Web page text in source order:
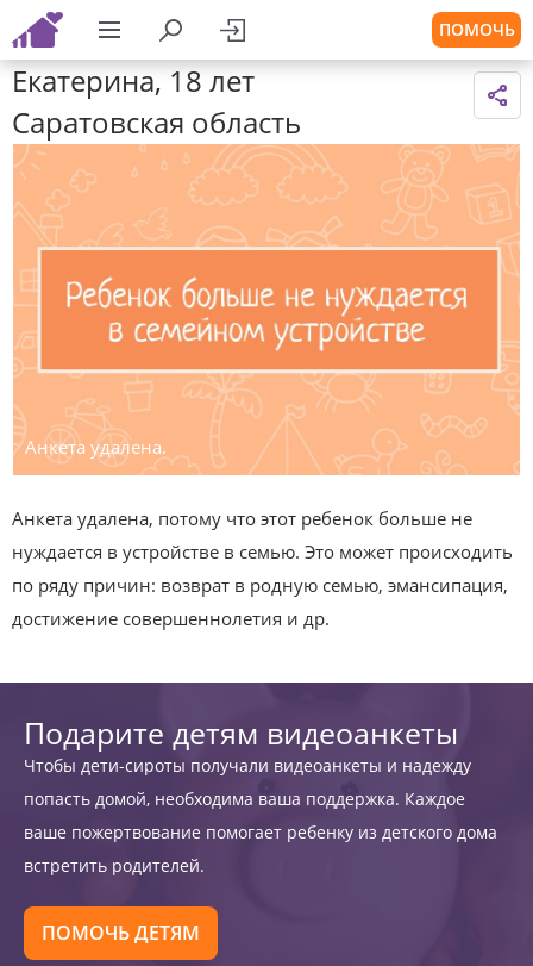
ПОМОЧЬ
Екатерина, 18 лет
Саратовская область
Анкета удалена.
Анкета удалена, потому что этот ребенок больше не
нуждается в устройстве в семью. Это может происходить
по ряду причин: возврат в родную семью, эмансипация,
достижение совершеннолетия и др.
Подарите детям видеоанкеты
Чтобы дети-сироты получали видеоанкеты и надежду
попасть домой, необходима ваша поддержка. Каждое
ваше пожертвование помогает ребенку из детского дома
встретить родителей.
ПОМОЧЬ ДЕТЯМ